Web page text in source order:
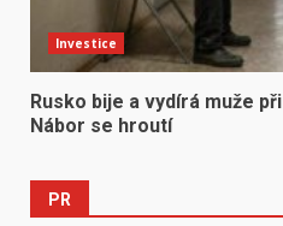
Investice
Rusko bije a vydírá muže
Nábor se hroutí
PR